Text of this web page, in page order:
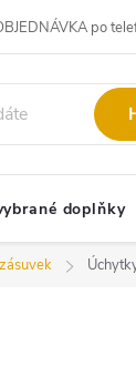
po
20 let u Starých
doplňky